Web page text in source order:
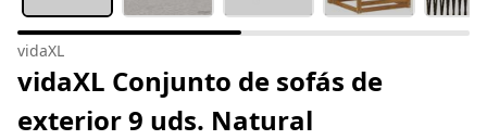
vidaXL
vidaXL Conjunto de sofás de
exterior 9 uds. Natural